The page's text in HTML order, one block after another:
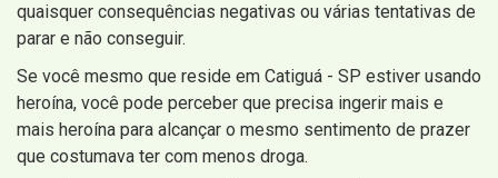
quaisquer consequências negativas ou várias tentativas de
parar e não conseguir.
Se você mesmo que reside em Catiguá - SP estiver usando
heroína, você pode perceber que precisa ingerir mais e
mais heroína para alcançar o mesmo sentimento de prazer
que costumava ter com menos droga.